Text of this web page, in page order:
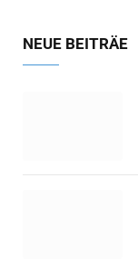
NEUE BEITRÄE